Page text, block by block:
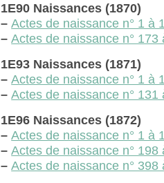
1E90 Naissances (1870)
– Actes de naissance n° 1 à
– Actes de naissance n°
1E93 Naissances (1871)
– Actes de naissance n° 1 à
– Actes de naissance n°
1E96 Naissances (1872)
– Actes de naissance n° 1 à
– Actes de naissance n°
– Actes de naissance n°